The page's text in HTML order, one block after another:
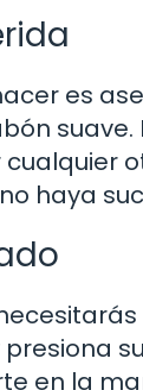
es
haya
en la